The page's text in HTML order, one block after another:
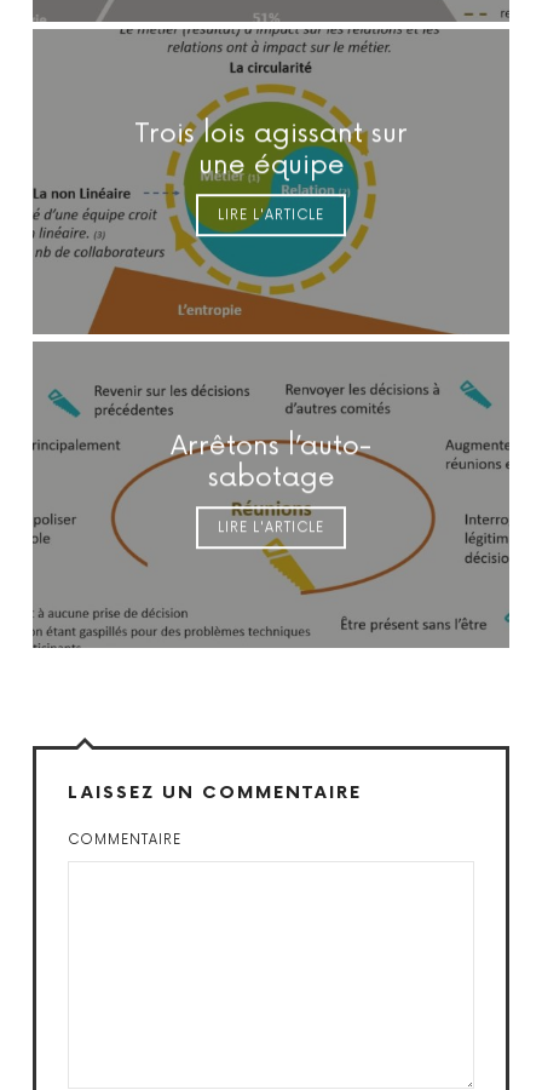
Trois lois agissant sur
une équipe
LIRE L'ARTICLE
Arrêtons l’auto-
sabotage
LIRE L'ARTICLE
LAISSEZ UN COMMENTAIRE
COMMENTAIRE